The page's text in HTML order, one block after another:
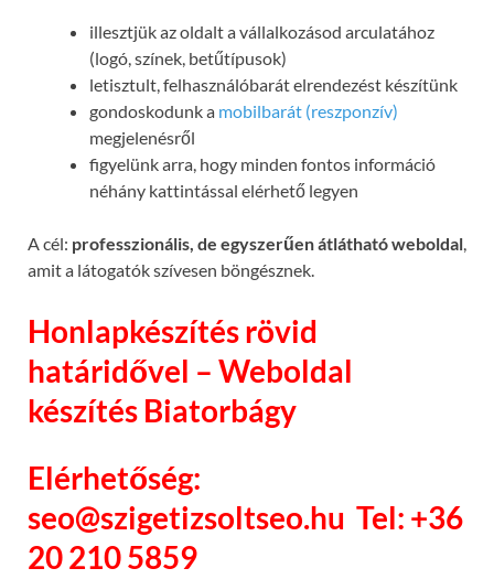
illesztjük az oldalt a vállalkozásod arculatához
(logó, színek, betűtípusok)
letisztult, felhasználóbarát elrendezést készítünk
gondoskodunk a mobilbarát (reszponzív)
megjelenésről
figyelünk arra, hogy minden fontos információ
néhány kattintással elérhető legyen
A cél: professzionális, de egyszerűen átlátható weboldal,
amit a látogatók szívesen böngésznek.
Honlapkészítés rövid
határidővel – Weboldal
készítés Biatorbágy
Elérhetőség:
seo@szigetizsoltseo.hu Tel: +36
20 210 5859